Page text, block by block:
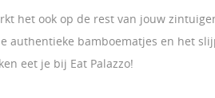
het ook op de rest van jouw
bamboematjes en het
eet je bij Eat Palazzo!